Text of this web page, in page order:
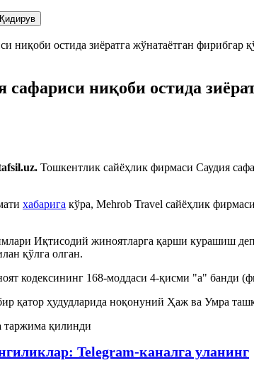
сафариси ниқоби остида
Тошкентлик сайёҳлик фирмаси Саудия
хабарига кўра, Mehrob Travel сайёҳлик
Иқтисодий жиноятларга қарши курашиш
қўлга олган.
кодексининг 168-моддаси 4-қисми "а" банди
қатор ҳудудларида ноқонуний Ҳаж ва Умра
таржима қилинди
Telegram-каналга уланинг